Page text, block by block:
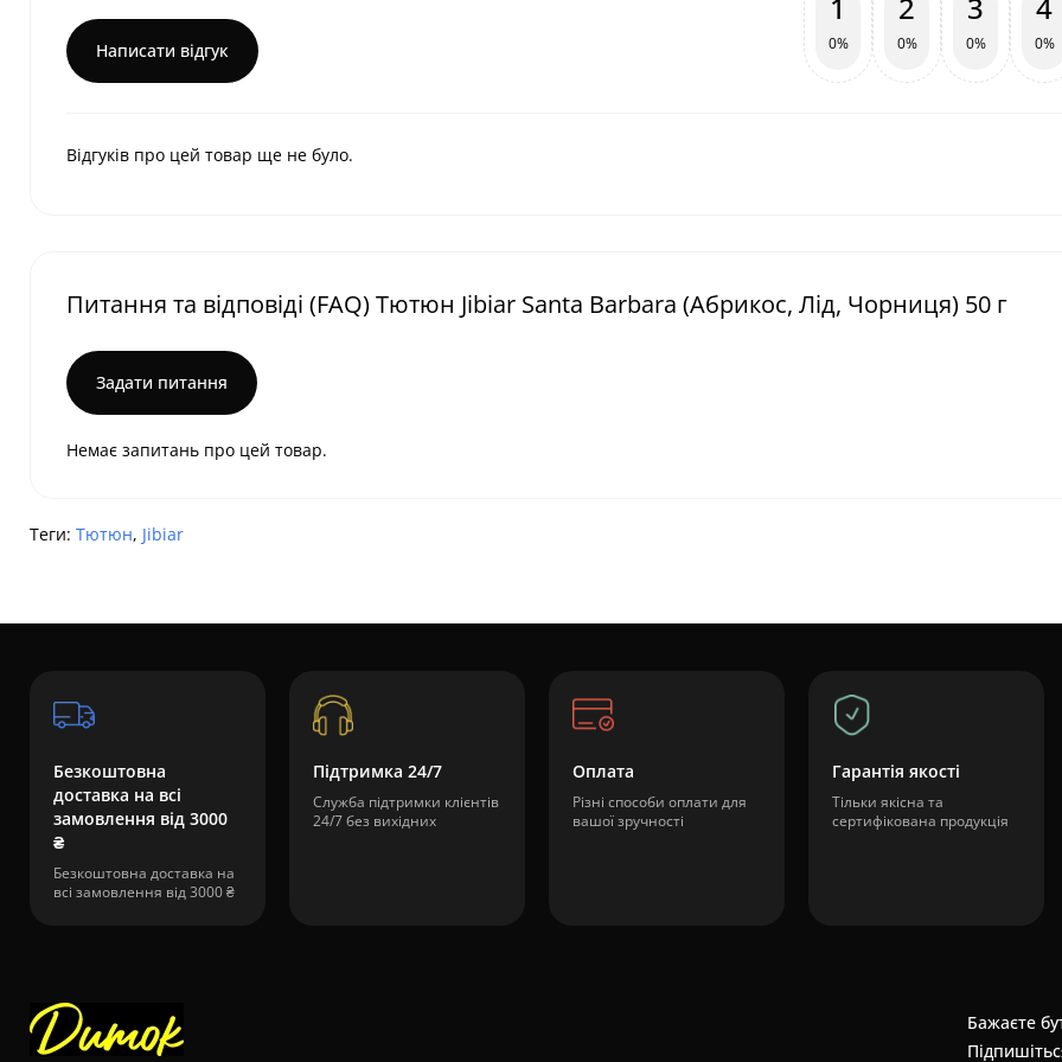
Написати відгук 0% 0% 0% 0%
Відгуків про цей товар ще не було.
Питання та відповіді (FAQ) Тютюн Jibiar Santa Barbara (Абрикос, Лід, Чорниця) 50 г
Задати питання
Немає запитань про цей товар.
Теги: Тютюн, Jibiar
Безкоштовна
доставка на всі
замовлення від 3000
₴
Безкоштовна доставка на
всі замовлення від 3000 ₴
Підтримка 24/7
Служба підтримки клієнтів
24/7 без вихідних
Оплата
Різні способи оплати для
вашої зручності
Гарантія якості
Тільки якісна та
сертифікована продукція
Бажаєте